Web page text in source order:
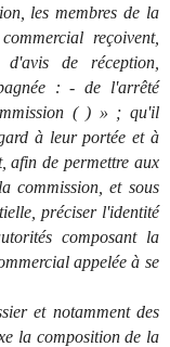
les membres de la
reçoivent,
de réception,
: - de l'arrêté
( ) » ; qu'il
à leur portée et à
afin de permettre aux
commission, et sous
préciser l'identité
composant la
appelée à se
et notamment des
la composition de la